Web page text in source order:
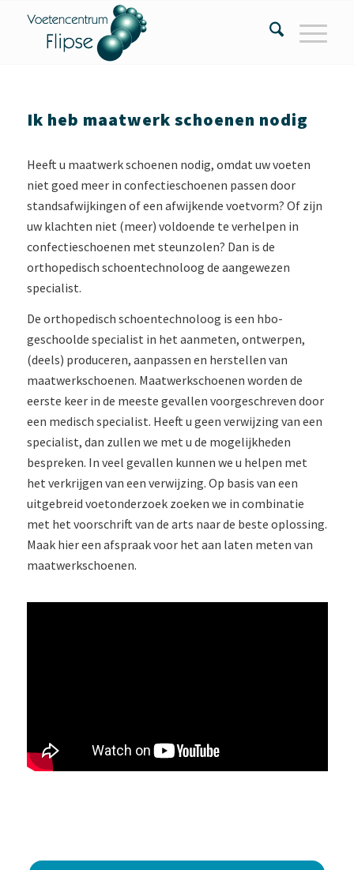
Ik heb maatwerk schoenen nodig
Heeft u maatwerk schoenen nodig, omdat uw voeten
niet goed meer in confectieschoenen passen door
standsafwijkingen of een afwijkende voetvorm? Of zijn
uw klachten niet (meer) voldoende te verhelpen in
confectieschoenen met steunzolen? Dan is de
orthopedisch schoentechnoloog de aangewezen
specialist.
De orthopedisch schoentechnoloog is een hbo-
geschoolde specialist in het aanmeten, ontwerpen,
(deels) produceren, aanpassen en herstellen van
maatwerkschoenen. Maatwerkschoenen worden de
eerste keer in de meeste gevallen voorgeschreven door
een medisch specialist. Heeft u geen verwijzing van een
specialist, dan zullen we met u de mogelijkheden
bespreken. In veel gevallen kunnen we u helpen met
het verkrijgen van een verwijzing. Op basis van een
uitgebreid voetonderzoek zoeken we in combinatie
met het voorschrift van de arts naar de beste oplossing.
Maak hier een afspraak voor het aan laten meten van
maatwerkschoenen.